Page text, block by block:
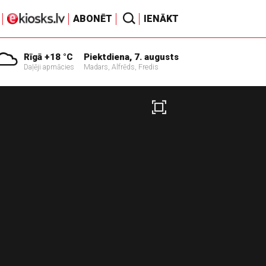
ABONĒT IENĀKT
Rīgā +18 °C
Daļēji apmācies
Piektdiena, 7. augusts
Madars, Alfrēds, Fredis